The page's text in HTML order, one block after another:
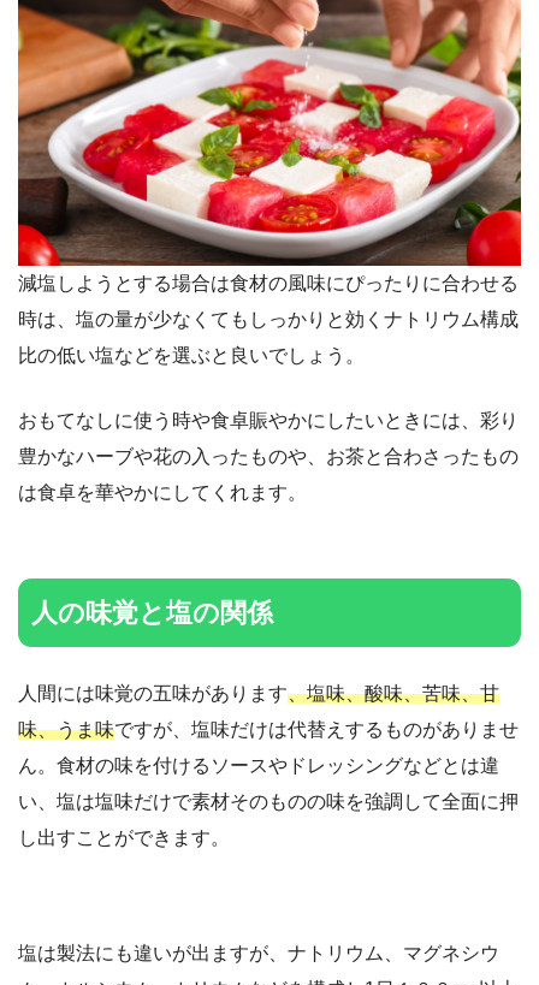
減塩しようとする場合は食材の風味にぴったりに合わせる
時は、塩の量が少なくてもしっかりと効くナトリウム構成
比の低い塩などを選ぶと良いでしょう。
おもてなしに使う時や食卓賑やかにしたいときには、彩り
豊かなハーブや花の入ったものや、お茶と合わさったもの
は食卓を華やかにしてくれます。
人の味覚と塩の関係
人間には味覚の五味があります、塩味、酸味、苦味、甘
味、うま味ですが、塩味だけは代替えするものがありませ
ん。食材の味を付けるソースやドレッシングなどとは違
い、塩は塩味だけで素材そのものの味を強調して全面に押
し出すことができます。
塩は製法にも違いが出ますが、ナトリウム、マグネシウ